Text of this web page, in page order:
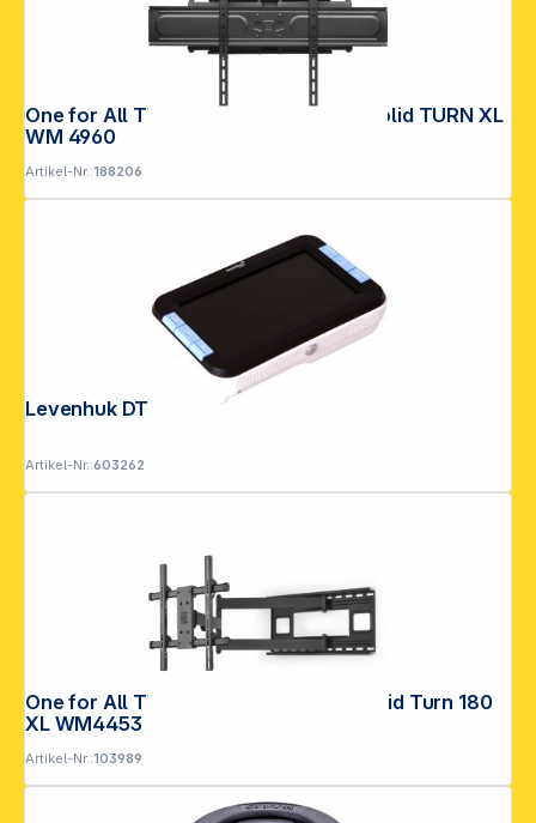
One for All TV Wandhalterung 120" Solid TURN XL
WM 4960
Artikel-Nr.:188206
Levenhuk DTX 43 digitale Lupe
Artikel-Nr.:603262
One for All TV Wandhalterung 77" Solid Turn 180
XL WM4453
Artikel-Nr.:103989